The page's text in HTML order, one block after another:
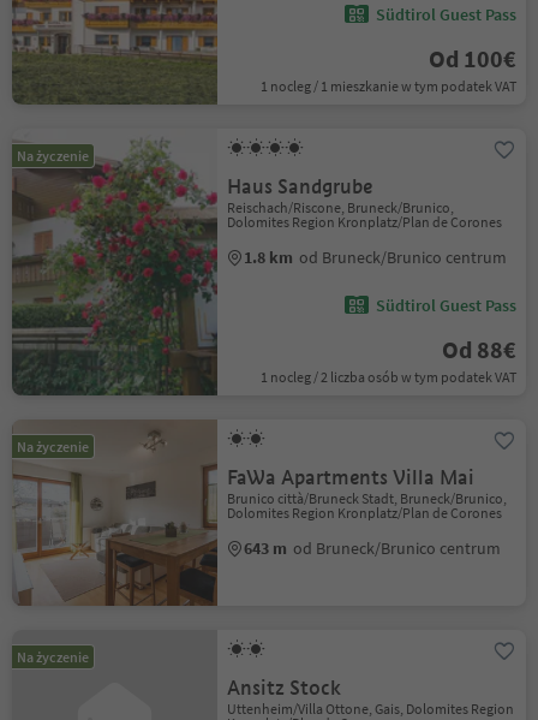
Südtirol Guest Pass
Od 100€
1 nocleg / 1 mieszkanie w tym podatek VAT
Na życzenie
Haus Sandgrube
Reischach/Riscone, Bruneck/Brunico,
Dolomites Region Kronplatz/Plan de Corones
1.8 km od Bruneck/Brunico centrum
Südtirol Guest Pass
Od 88€
1 nocleg / 2 liczba osób w tym podatek VAT
Na życzenie
FaWa Apartments Villa Mai
Brunico città/Bruneck Stadt, Bruneck/Brunico,
Dolomites Region Kronplatz/Plan de Corones
643 m od Bruneck/Brunico centrum
Na życzenie
Ansitz Stock
Uttenheim/Villa Ottone, Gais, Dolomites Region